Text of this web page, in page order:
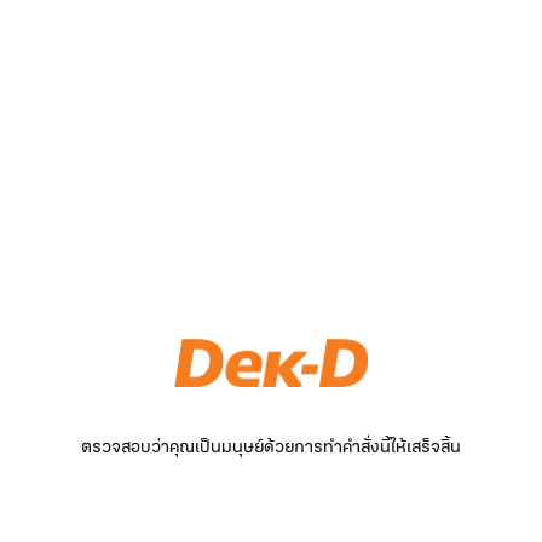
ตรวจสอบว่าคุณเป็นมนุษย์ด้วยการทำคำสั่งนี้ให้เสร็จสิ้น